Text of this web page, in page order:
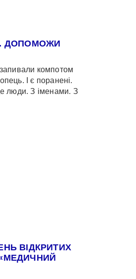
ДОПОМОЖИ
компотом
І є поранені.
люди. З іменами. З
ВІДКРИТИХ